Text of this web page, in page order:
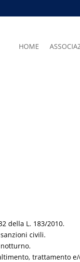
HOME
della L. 183/2010.
civili.
trattamento